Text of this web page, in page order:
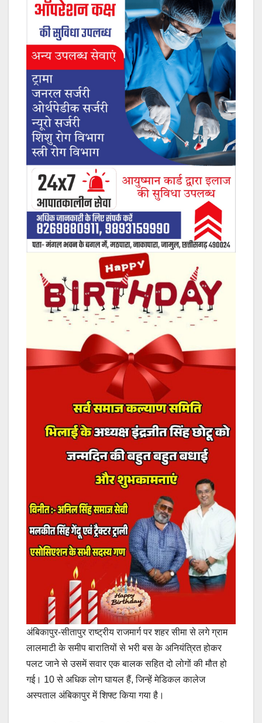
अंबिकापुर-सीतापुर राष्ट्रीय राजमार्ग पर शहर सीमा से लगे ग्राम
लालमाटी के समीप बारातियों से भरी बस के अनियंत्रित होकर
पलट जाने से उसमें सवार एक बालक सहित दो लोगों की मौत हो
गई। 10 से अधिक लोग घायल हैं, जिन्हें मेडिकल कालेज
अस्पताल अंबिकापुर में शिफ्ट किया गया है।